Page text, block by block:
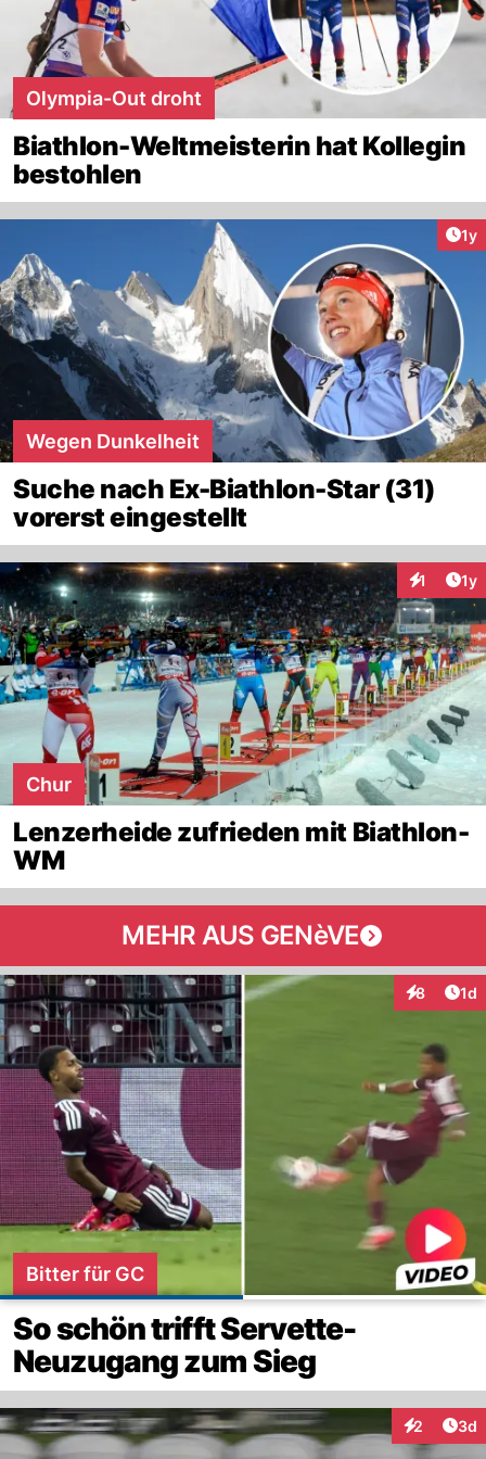
Olympia-Out droht
Biathlon-Weltmeisterin hat Kollegin
bestohlen
1y
Wegen Dunkelheit
Suche nach Ex-Biathlon-Star (31)
vorerst eingestellt
1 1y
Chur
Lenzerheide zufrieden mit Biathlon-
WM
MEHR AUS GENèVE
8 1d
Bitter für GC
So schön trifft Servette-
Neuzugang zum Sieg
2 3d